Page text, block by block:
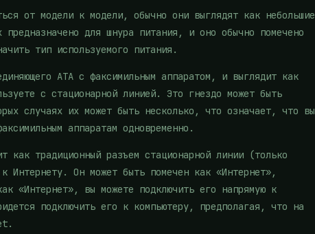
от модели к модели, обычно они выглядят как небольшие
для шнура питания, и оно обычно помечено
тип используемого питания.
ATA с факсимильным аппаратом, и выглядит как
с стационарной линией. Это гнездо может быть
случаях их может быть несколько, что означает, что вы
аппаратам одновременно.
как традиционный разъем стационарной линии (только
Интернету. Он может быть помечен как «Интернет»,
«Интернет», вы можете подключить его напрямую к
подключить его к компьютеру, предполагая, что на